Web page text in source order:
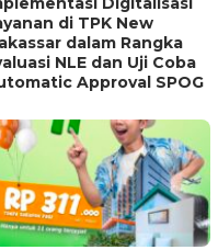
di TPK New
dalam Rangka
NLE dan Uji Coba
Approval SPOG